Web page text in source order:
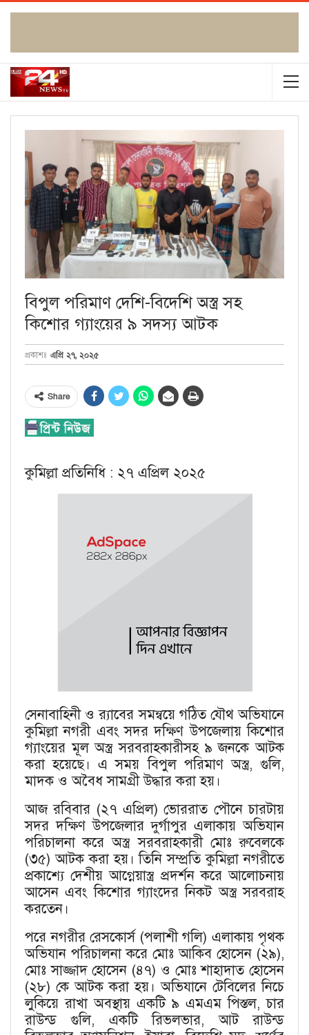
বিপুল পরিমাণ দেশি-বিদেশি অস্ত্র সহ
কিশোর গ্যাংয়ের ৯ সদস্য আটক
প্রকাশঃ এপ্রি ২৭, ২০২৫
Share
কুমিল্লা প্রতিনিধি : ২৭ এপ্রিল ২০২৫
সেনাবাহিনী ও র‍্যাবের সমন্বয়ে গঠিত যৌথ অভিযানে
কুমিল্লা নগরী এবং সদর দক্ষিণ উপজেলায় কিশোর
গ্যাংয়ের মূল অস্ত্র সরবরাহকারীসহ ৯ জনকে আটক
করা হয়েছে। এ সময় বিপুল পরিমাণ অস্ত্র, গুলি,
মাদক ও অবৈধ সামগ্রী উদ্ধার করা হয়।
আজ রবিবার (২৭ এপ্রিল) ভোররাত পৌনে চারটায়
সদর দক্ষিণ উপজেলার দুর্গাপুর এলাকায় অভিযান
পরিচালনা করে অস্ত্র সরবরাহকারী মোঃ রুবেলকে
(৩৫) আটক করা হয়। তিনি সম্প্রতি কুমিল্লা নগরীতে
প্রকাশ্যে দেশীয় আগ্নেয়াস্ত্র প্রদর্শন করে আলোচনায়
আসেন এবং কিশোর গ্যাংদের নিকট অস্ত্র সরবরাহ
করতেন।
পরে নগরীর রেসকোর্স (পলাশী গলি) এলাকায় পৃথক
অভিযান পরিচালনা করে মোঃ আকিব হোসেন (২৯),
মোঃ সাজ্জাদ হোসেন (৪৭) ও মোঃ শাহাদাত হোসেন
(২৮) কে আটক করা হয়। অভিযানে টেবিলের নিচে
লুকিয়ে রাখা অবস্থায় একটি ৯ এমএম পিস্তল, চার
রাউন্ড গুলি, একটি রিভলভার, আট রাউন্ড